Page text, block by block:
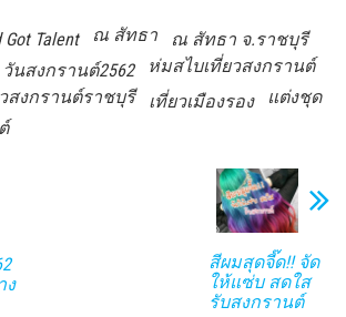
Got Talent ณ สัทธา
ณ สัทธา จ.ราชบุรี
วันสงกรานต์2562
ห่มสไบเที่ยวสงกรานต์
สงกรานต์ราชบุรี เที่ยวเมืองรอง
แต่งชุด
ง
สีผมสุดจี๊ด!! จัด
ให้แซ่บ สดใส
รับสงกรานต์